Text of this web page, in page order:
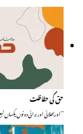
حق کی حفاظت
’’اوربھلائی اور برائی دونوں